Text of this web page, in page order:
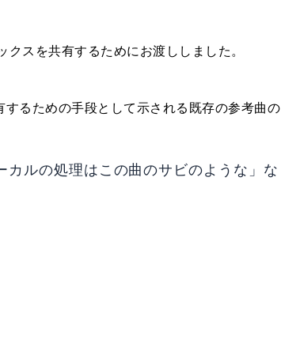
スを共有するためにお渡ししました。
るための手段として示される既存の参考曲の
カルの処理はこの曲のサビのような」な